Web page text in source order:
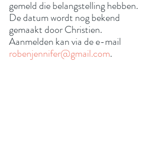
gemeld die belangstelling hebben.
De datum wordt nog bekend
gemaakt door Christien.
Aanmelden kan via de e-mail
robenjennifer@gmail.com.